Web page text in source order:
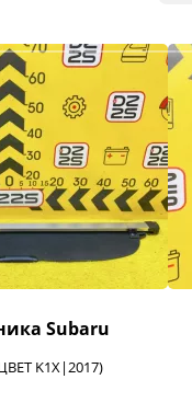
Subaru
K1X|2017)